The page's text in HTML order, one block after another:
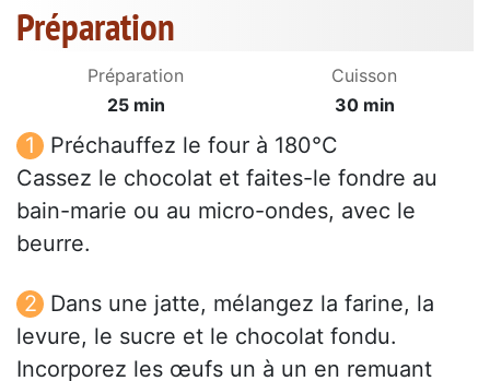
Préparation
Préparation
25 min
Cuisson
30 min
Préchauffez le four à 180°C
Cassez le chocolat et faites-le fondre au
bain-marie ou au micro-ondes, avec le
beurre.
Dans une jatte, mélangez la farine, la
levure, le sucre et le chocolat fondu.
Incorporez les œufs un à un en remuant